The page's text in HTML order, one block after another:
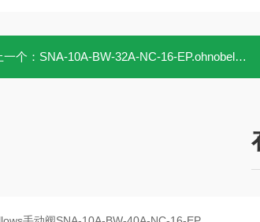
一个： SNA-10A-BW-32A-NC-16-EP.ohnobellows手动阀SNA-10A-BW-32A-NC-16-EP